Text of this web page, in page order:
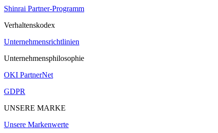
Shinrai Partner-Programm
Verhaltenskodex
Unternehmensrichtlinien
Unternehmensphilosophie
OKI PartnerNet
GDPR
UNSERE MARKE
Unsere Markenwerte